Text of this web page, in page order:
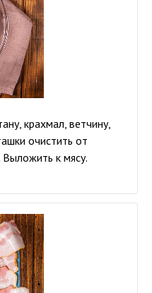
крахмал, ветчину,
очистить от
Выложить к мясу.